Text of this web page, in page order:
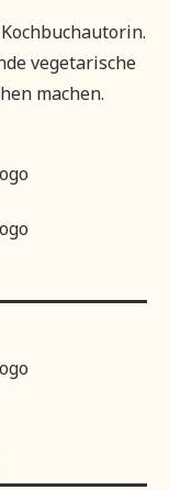
vegetarische
machen.